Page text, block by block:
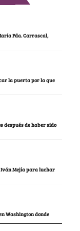
Fda. Carrascal,
la puerta por la que
después de haber sido
Mejía para luchar
Washington donde